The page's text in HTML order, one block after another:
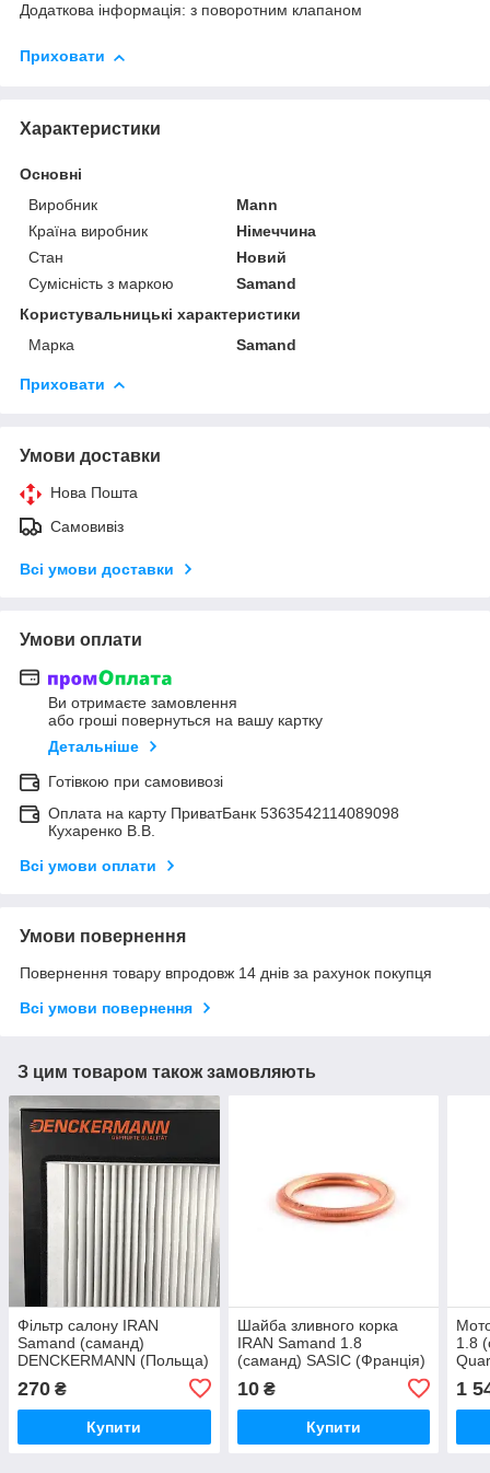
Додаткова інформація: з поворотним клапаном
Приховати
Характеристики
Основні
Виробник
Mann
Країна виробник
Німеччина
Стан
Новий
Сумісність з маркою
Samand
Користувальницькі характеристики
Марка
Samand
Приховати
Умови доставки
Нова Пошта
Самовивіз
Всі умови доставки
Умови оплати
Ви отримаєте замовлення
або гроші повернуться на вашу картку
Детальніше
Готівкою при самовивозі
Оплата на карту ПриватБанк 5363542114089098
Кухаренко В.В.
Всі умови оплати
Умови повернення
Повернення товару впродовж 14 днів за рахунок покупця
Всі умови повернення
З цим товаром також замовляють
Фільтр салону IRAN
Samand (саманд)
DENCKERMANN (Польща)
270 ₴
Купити
Шайба зливного корка
IRAN Samand 1.8
(саманд) SASIC (Франція)
10₴
Купити
1.8
1